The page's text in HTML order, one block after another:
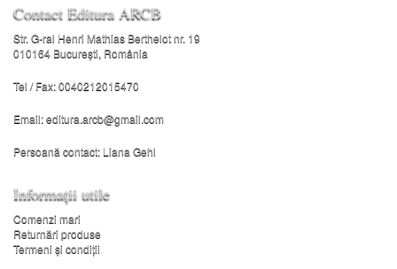
Contact Editura ARCB
Str. G-ral Henri Mathias Berthelot nr. 19
010164 București, România
Tel / Fax: 0040212015470
Email:editura.arcb@gmail.com
Persoană contact: Liana Gehl
Informații utile
Comenzi mari
Returnări produse
Termeni şi condiţii